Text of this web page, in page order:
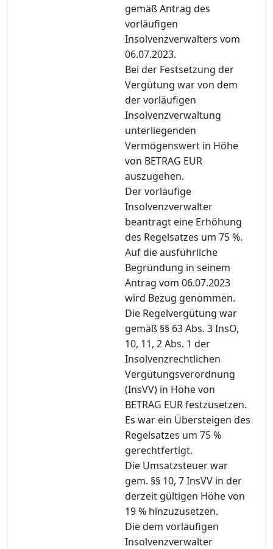
gemäß Antrag des
vorläufigen
Insolvenzverwalters vom
06.07.2023.
Bei der Festsetzung der
Vergütung war von dem
der vorläufigen
Insolvenzverwaltung
unterliegenden
Vermögenswert in Höhe
von BETRAG EUR
auszugehen.
Der vorläufige
Insolvenzverwalter
beantragt eine Erhöhung
des Regelsatzes um 75 %.
Auf die ausführliche
Begründung in seinem
Antrag vom 06.07.2023
wird Bezug genommen.
Die Regelvergütung war
gemäß §§ 63 Abs. 3 InsO,
10, 11, 2 Abs. 1 der
Insolvenzrechtlichen
Vergütungsverordnung
(InsVV) in Höhe von
BETRAG EUR festzusetzen.
Es war ein Übersteigen des
Regelsatzes um 75 %
gerechtfertigt.
Die Umsatzsteuer war
gem. §§ 10, 7 InsVV in der
derzeit gültigen Höhe von
19 % hinzuzusetzen.
Die dem vorläufigen
Insolvenzverwalter